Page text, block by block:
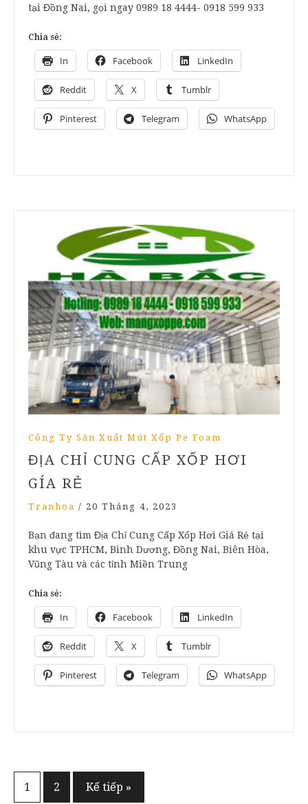
tại Đồng Nai, gọi ngay 0989 18 4444- 0918 599 933
Chia sẻ:
In Facebook LinkedIn
Reddit X Tumblr
Pinterest Telegram WhatsApp
Công Ty Sản Xuất Mút Xốp Pe Foam
ĐỊA CHỈ CUNG CẤP XỐP HƠI
GÍA RẺ
Tranhoa / 20 Tháng 4, 2023
Bạn đang tìm Địa Chỉ Cung Cấp Xốp Hơi Giá Rẻ tại
khu vực TPHCM, Bình Dương, Đồng Nai, Biên Hòa,
Vũng Tàu và các tỉnh Miền Trung
Chia sẻ:
In Facebook LinkedIn
Reddit X Tumblr
Pinterest Telegram WhatsApp
Phân
1 2 Kế tiếp »